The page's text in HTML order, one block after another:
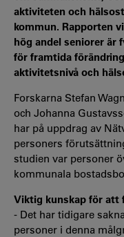
aktiviteten och
kommun. Rapporten
hög andel seniorer är
för framtida
aktivitetsnivå och
Forskarna Stefan
och Johanna
har på uppdrag av
personers
studien var personer
kommunala
Viktig kunskap för att
- Det har tidigare
personer i denna